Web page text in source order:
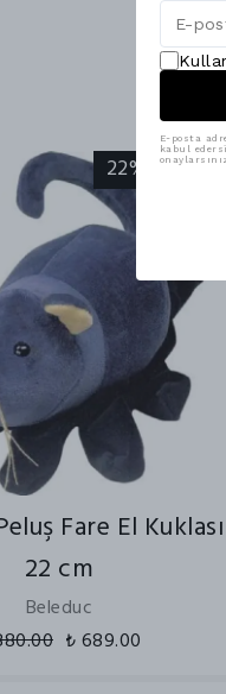
22% İndirim
Fare El Kuklası
22 cm
Beleduc
₺ 689.00
E-posta
kabul